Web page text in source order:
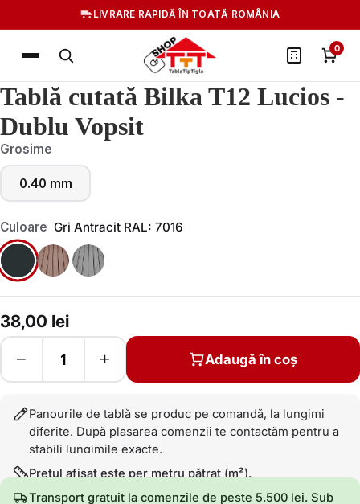
LIVRARE RAPIDĂ ÎN TOATĂ ROMÂNIA
PLATA 100% LA LIVRARE
0
Tablă cutată Bilka T12 Lucios -
Dublu Vopsit
Grosime
0.40 mm
Culoare Gri Antracit RAL: 7016
38,00 lei
−
+ Adaugă în coș
Panourile de tablă se produc pe comandă, la lungimi
diferite. După plasarea comenzii te contactăm pentru a
stabili lungimile exacte.
Prețul afișat este per metru pătrat (m²).
Transport gratuit la comenzile de peste 5.500 lei. Sub